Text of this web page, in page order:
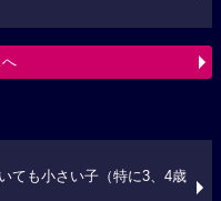
ても小さい子（特に3、4歳